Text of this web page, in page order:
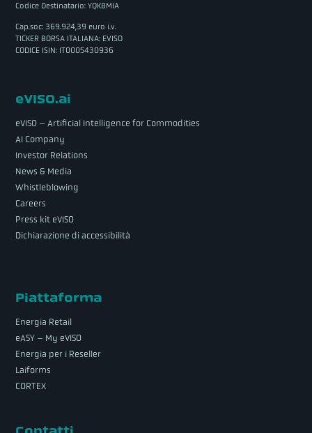
Codice Destinatario: YQKBMIA
Cap.soc: 369.924,39 euro i.v.
TICKER BORSA ITALIANA: EVISO
CODICE ISIN: IT0005430936
eVISO.ai
eVISO – Artificial Intelligence for Commodities
AI Company
Investor Relations
News & Media
Whistleblowing
Careers
Press kit eVISO
Dichiarazione di accessibilità
Piattaforma
Energia Retail
eASY – My eVISO
Energia per i Reseller
Laiforms
CORTEX